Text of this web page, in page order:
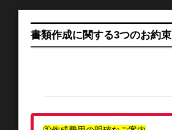
書類作成に関する3つのお約束